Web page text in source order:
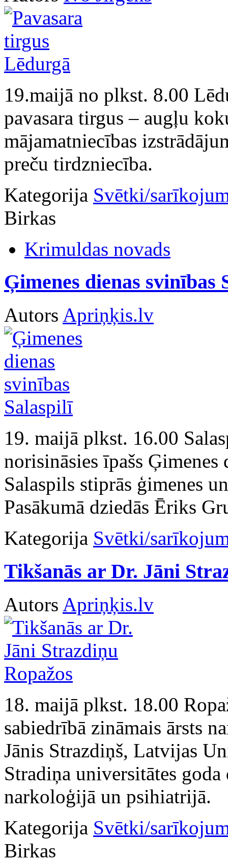
19.maijā no plkst. 8.00
pavasara tirgus – augļu
mājamatniecības
preču tirdzniecība.
Kategorija Svētki/
Birkas
Krimuldas novads
Ģimenes dienas svinības
Autors Apriņķis.lv
19. maijā plkst. 16.00
norisināsies īpašs Ģimenes
Salaspils stiprās ģimenes
Pasākumā dziedās Ēriks
Kategorija Svētki/
Tikšanās ar Dr. Jāni
Autors Apriņķis.lv
18. maijā plkst. 18.00
sabiedrībā zināmais ārsts
Jānis Strazdiņš, Latvijas
Stradiņa universitātes
narkoloģijā un psihiatrijā.
Kategorija Svētki/
Birkas